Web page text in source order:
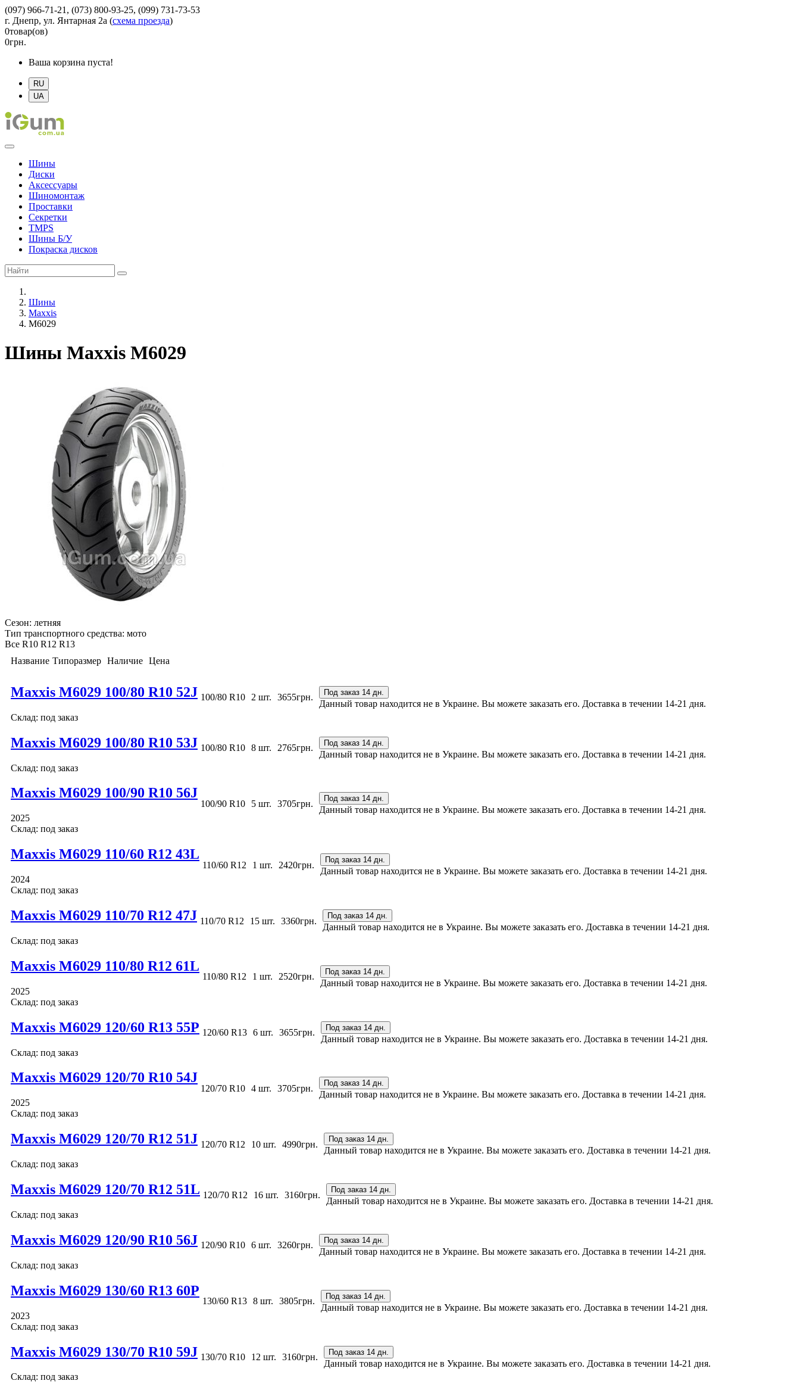
(097) 966-71-21, (073) 800-93-25, (099) 731-73-53
г. Днепр, ул. Янтарная 2а (схема проезда)
0товар(ов)
0грн.
Ваша корзина пуста!
RU
UA
Шины
Диски
Аксессуары
Шиномонтаж
Проставки
Секретки
TMPS
Шины Б/У
Покраска дисков
Шины
Maxxis
M6029
Шины Maxxis M6029
Сезон: летняя
Тип транспортного средства: мото
Все R10 R12 R13
Название Типоразмер Наличие Цена
Maxxis M6029 100/80 R10 52J
Склад: под заказ
100/80 R10 2 шт. 3655грн. Под заказ 14 дн.
Данный товар находится не в Украине. Вы можете заказать его. Доставка в течении 14-21 дня.
Maxxis M6029 100/80 R10 53J
Склад: под заказ
100/80 R10 8 шт. 2765грн. Под заказ 14 дн.
Данный товар находится не в Украине. Вы можете заказать его. Доставка в течении 14-21 дня.
Maxxis M6029 100/90 R10 56J
2025
Склад: под заказ
100/90 R10 5 шт. 3705грн. Под заказ 14 дн.
Данный товар находится не в Украине. Вы можете заказать его. Доставка в течении 14-21 дня.
Maxxis M6029 110/60 R12 43L
2024
Склад: под заказ
110/60 R12 1 шт. 2420грн. Под заказ 14 дн.
Данный товар находится не в Украине. Вы можете заказать его. Доставка в течении 14-21 дня.
Maxxis M6029 110/70 R12 47J
Склад: под заказ
110/70 R12 15 шт. 3360грн. Под заказ 14 дн.
Данный товар находится не в Украине. Вы можете заказать его. Доставка в течении 14-21 дня.
Maxxis M6029 110/80 R12 61L
2025
Склад: под заказ
110/80 R12 1 шт. 2520грн. Под заказ 14 дн.
Данный товар находится не в Украине. Вы можете заказать его. Доставка в течении 14-21 дня.
Maxxis M6029 120/60 R13 55P
Склад: под заказ
120/60 R13 6 шт. 3655грн. Под заказ 14 дн.
Данный товар находится не в Украине. Вы можете заказать его. Доставка в течении 14-21 дня.
Maxxis M6029 120/70 R10 54J
2025
Склад: под заказ
120/70 R10 4 шт. 3705грн. Под заказ 14 дн.
Данный товар находится не в Украине. Вы можете заказать его. Доставка в течении 14-21 дня.
Maxxis M6029 120/70 R12 51J
Склад: под заказ
120/70 R12 10 шт. 4990грн. Под заказ 14 дн.
Данный товар находится не в Украине. Вы можете заказать его. Доставка в течении 14-21 дня.
Maxxis M6029 120/70 R12 51L
Склад: под заказ
120/70 R12 16 шт. 3160грн. Под заказ 14 дн.
Данный товар находится не в Украине. Вы можете заказать его. Доставка в течении 14-21 дня.
Maxxis M6029 120/90 R10 56J
Склад: под заказ
120/90 R10 6 шт. 3260грн. Под заказ 14 дн.
Данный товар находится не в Украине. Вы можете заказать его. Доставка в течении 14-21 дня.
Maxxis M6029 130/60 R13 60P
2023
Склад: под заказ
130/60 R13 8 шт. 3805грн. Под заказ 14 дн.
Данный товар находится не в Украине. Вы можете заказать его. Доставка в течении 14-21 дня.
Maxxis M6029 130/70 R10 59J
Склад: под заказ
130/70 R10 12 шт. 3160грн. Под заказ 14 дн.
Данный товар находится не в Украине. Вы можете заказать его. Доставка в течении 14-21 дня.